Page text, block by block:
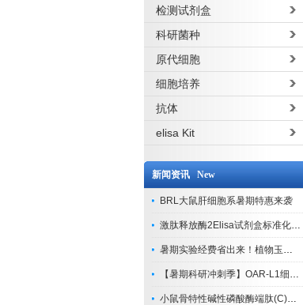
检测试剂盒
科研菌种
原代细胞
细胞培养
抗体
elisa Kit
新闻资讯 New
BRL大鼠肝细胞系暑期特惠来袭
激肽释放酶2Elisa试剂盒标准化实验操作与质控体系解析
暑期实验经费省出来！植物玉米索核苷（ZR ）elisa酶联免疫试剂盒
【暑期科研冲刺季】OAR-L1细胞专用培养基特惠，助力实验高效突破
小鼠骨特性碱性磷酸酶端肽(C)elisa试剂盒大促，骨科研人速囤